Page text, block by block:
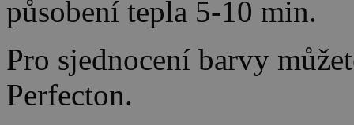
působení tepla 5-10 min.
Pro sjednocení barvy
Perfecton.